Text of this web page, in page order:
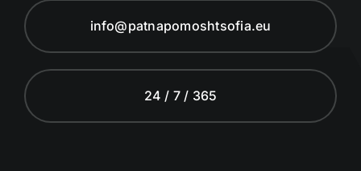
info@patnapomoshtsofia.eu
24 / 7 / 365